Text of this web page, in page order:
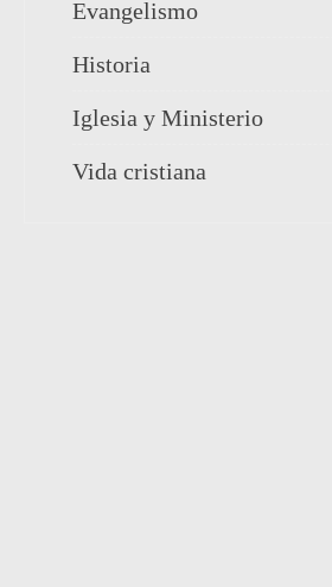
Evangelismo
Historia
Iglesia y Ministerio
Vida cristiana